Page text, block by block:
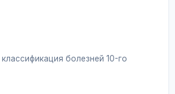
болезней 10-го